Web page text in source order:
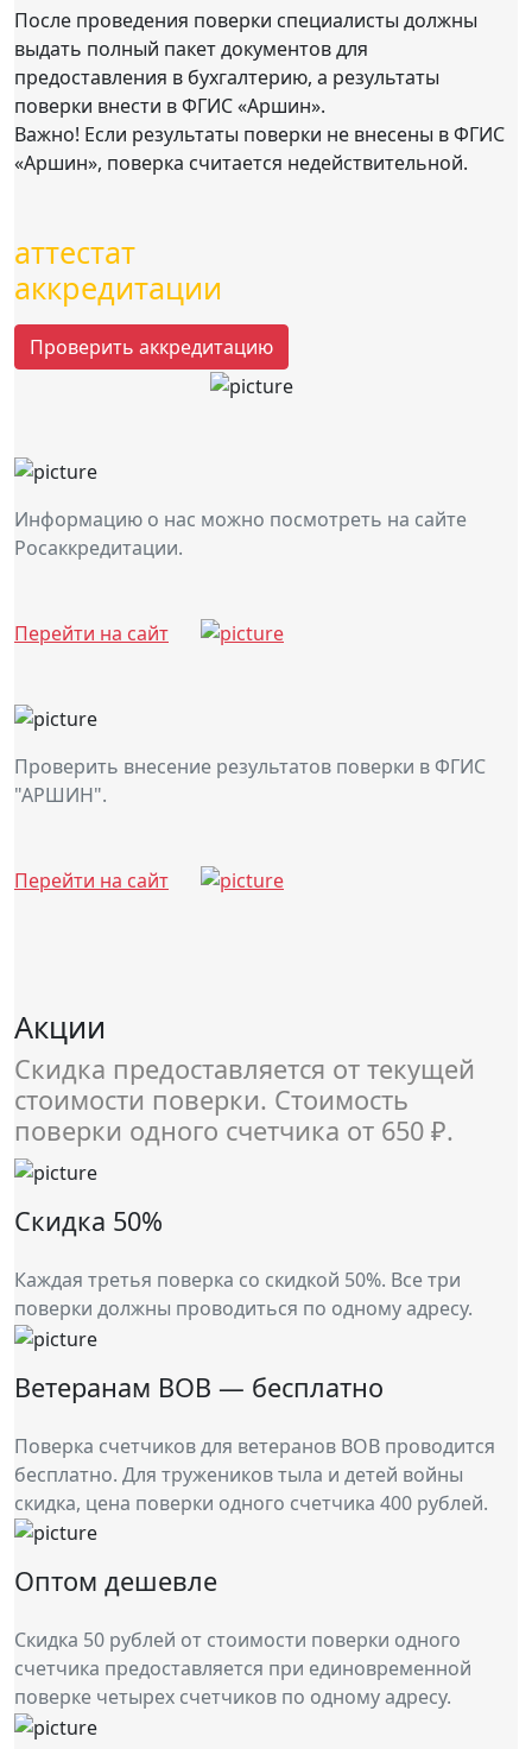
После проведения поверки специалисты должны
выдать полный пакет документов для
предоставления в бухгалтерию, а результаты
поверки внести в ФГИС «Аршин».
Важно! Если результаты поверки не внесены в ФГИС
«Аршин», поверка считается недействительной.
аттестат
аккредитации
Проверить аккредитацию
Информацию о нас можно посмотреть на сайте
Росаккредитации.
Перейти на сайт
Проверить внесение результатов поверки в ФГИС
"АРШИН".
Перейти на сайт
Акции
Скидка предоставляется от текущей
стоимости поверки. Стоимость
поверки одного счетчика от 650 ₽.
Скидка 50%
Каждая третья поверка со скидкой 50%. Все три
поверки должны проводиться по одному адресу.
Ветеранам ВОВ — бесплатно
Поверка счетчиков для ветеранов ВОВ проводится
бесплатно. Для тружеников тыла и детей войны
скидка, цена поверки одного счетчика 400 рублей.
Оптом дешевле
Скидка 50 рублей от стоимости поверки одного
счетчика предоставляется при единовременной
поверке четырех счетчиков по одному адресу.